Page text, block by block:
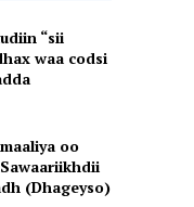
“sii
waa codsi
oo
(Dhageyso)